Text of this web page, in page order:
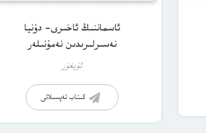
ئاسماننىڭ ئاخىرى- دۇنيا
نەسىرلىرىدىن نەمۇنىلەر
ئۇيغۇر
كىتاب تەپسىلاتى